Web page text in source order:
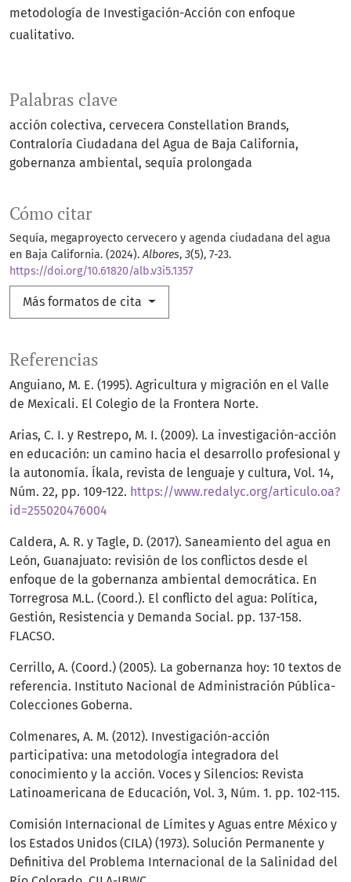
Palabras clave
acción colectiva cervecera Constellation Brands
Contraloría Ciudadana del Agua de Baja California
gobernanza ambiental sequía prolongada
Cómo citar
Sequía, megaproyecto cervecero y agenda ciudadana del agua
en Baja California. (2024).Albores, 3(5), 7-23.
https://doi.org/10.61820/alb.v3i5.1357
Más formatos de cita
metodología de Investigación-Acción con enfoque
cualitativo.
Referencias
Anguiano, M. E. (1995). Agricultura y migración en el Valle
de Mexicali. El Colegio de la Frontera Norte.
Arias, C. I. y Restrepo, M. I. (2009). La investigación-acción
en educación: un camino hacia el desarrollo profesional y
la autonomía. Íkala, revista de lenguaje y cultura, Vol. 14,
Núm. 22, pp. 109-122. https://www.redalyc.org/articulo.oa?
id=255020476004
Caldera, A. R. y Tagle, D. (2017). Saneamiento del agua en
León, Guanajuato: revisión de los conflictos desde el
enfoque de la gobernanza ambiental democrática. En
Torregrosa M.L. (Coord.). El conflicto del agua: Política,
Gestión, Resistencia y Demanda Social. pp. 137-158.
FLACSO.
Cerrillo, A. (Coord.) (2005). La gobernanza hoy: 10 textos de
referencia. Instituto Nacional de Administración Pública-
Colecciones Goberna.
Colmenares, A. M. (2012). Investigación-acción
participativa: una metodología integradora del
conocimiento y la acción. Voces y Silencios: Revista
Latinoamericana de Educación, Vol. 3, Núm. 1. pp. 102-115.
Comisión Internacional de Límites y Aguas entre México y
los Estados Unidos (CILA) (1973). Solución Permanente y
Definitiva del Problema Internacional de la Salinidad del